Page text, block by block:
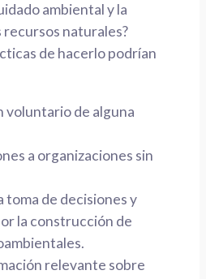
ambiental y la
naturales?
de hacerlo podrían
de alguna
a organizaciones sin
toma de decisiones y
la construcción de
relevante sobre